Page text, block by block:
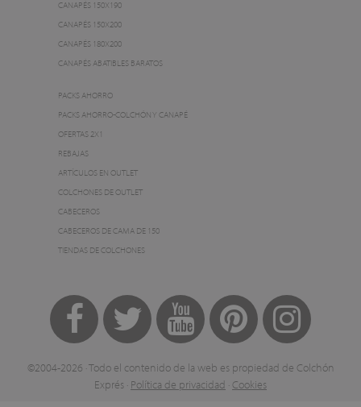
CANAPÉS 150X190
CANAPÉS 150X200
CANAPÉS 180X200
CANAPÉS ABATIBLES BARATOS
PACKS AHORRO
PACKS AHORRO-COLCHÓN Y CANAPÉ
OFERTAS 2X1
REBAJAS
ARTÍCULOS EN OUTLET
COLCHONES DE OUTLET
CABECEROS
CABECEROS DE CAMA DE 150
TIENDAS DE COLCHONES
©2004-2026 · Todo el contenido de la web es propiedad de Colchón
Exprés · Política de privacidad · Cookies